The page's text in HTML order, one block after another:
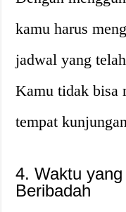
kamu harus
jadwal yang
Kamu tidak bisa
tempat
4. Waktu
Beribadah